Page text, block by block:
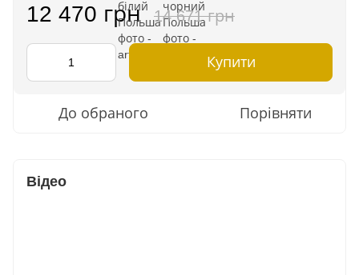
12 470 грн 14 671 грн
Купити
До обраного Порівняти
Відео